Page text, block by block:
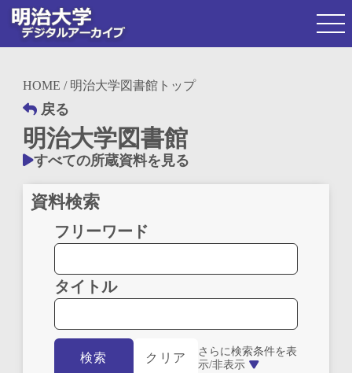
HOME / 明治大学図書館トップ
戻る
明治大学図書館
すべての所蔵資料を見る
資料検索
フリーワード
タイトル
検索 クリア
さらに検索条件を表
示/非表示